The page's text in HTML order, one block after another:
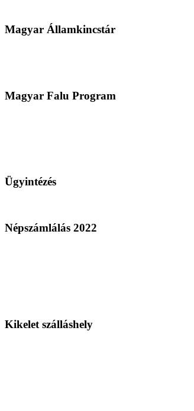
Magyar Államkincstár
Magyar Falu Program
Ügyintézés
Népszámlálás 2022
Kikelet szálláshely